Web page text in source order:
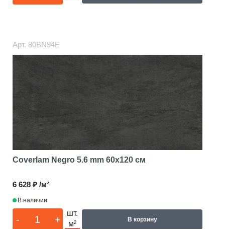
Арт. 80BN94E
Coverlam Negro 5.6 mm 60x120 см
6 628 ₽ /м²
В наличии
- +
шт.
м²
В корзину